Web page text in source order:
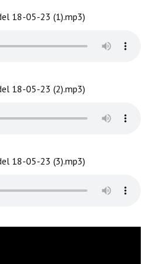
18-05-23 (1).mp3)
18-05-23 (2).mp3)
18-05-23 (3).mp3)